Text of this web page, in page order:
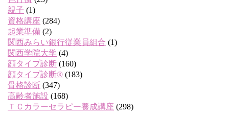
親子 (1)
資格講座 (284)
起業準備 (2)
関西みらい銀行従業員組合 (1)
関西学院大学 (4)
顔タイプ診断 (160)
顔タイプ診断® (183)
骨格診断 (347)
高齢者施設 (168)
ＴＣカラーセラピー養成講座 (298)